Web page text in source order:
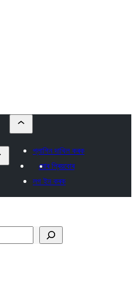
প্লাগিন দাখিল কৰক
মোৰ প্ৰিয়বোৰ
লগ ইন কৰক